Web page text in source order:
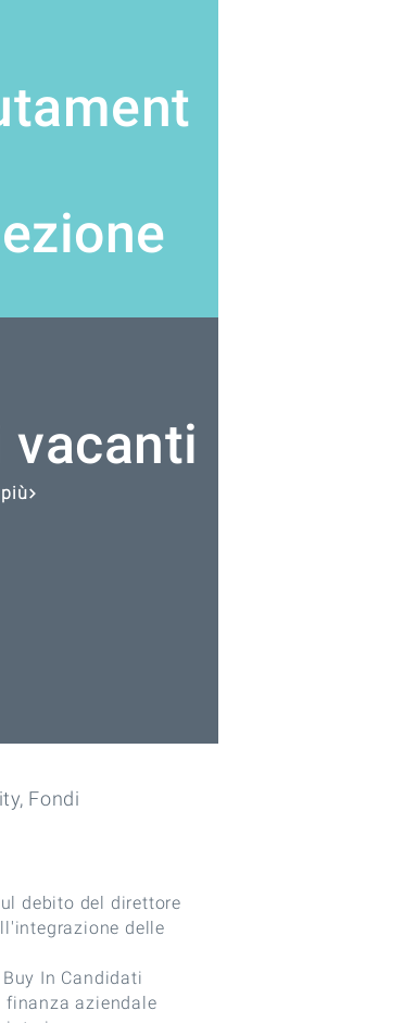
vacanti
Fondi
debito del direttore
delle
In Candidati
finanza aziendale